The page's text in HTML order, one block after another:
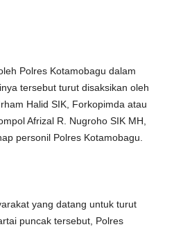
Polres Kotamobagu dalam
tersebut turut disaksikan oleh
Halid SIK, Forkopimda atau
Afrizal R. Nugroho SIK MH,
personil Polres Kotamobagu.
yang datang untuk turut
puncak tersebut, Polres